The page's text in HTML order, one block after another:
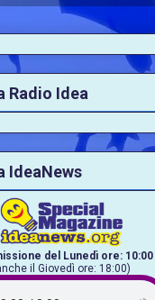
Radio Idea
IdeaNews
del Lunedì ore: 10:00
il Giovedì ore: 18:00)